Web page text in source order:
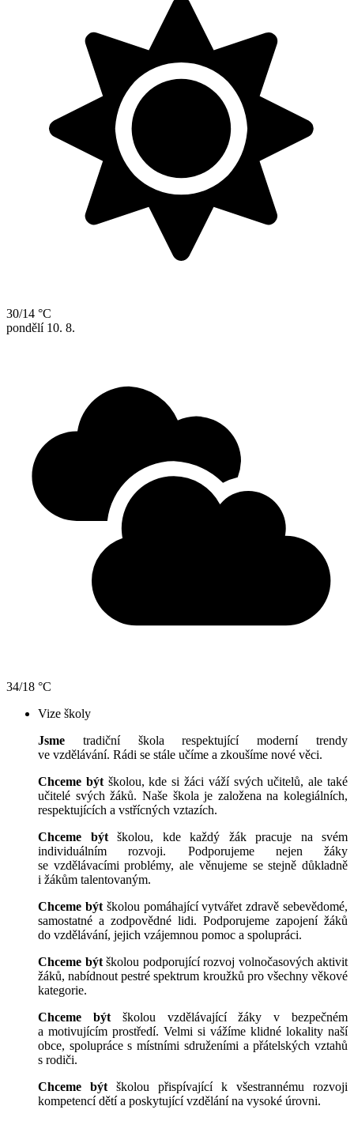
30/14 °C
pondělí 10. 8.
34/18 °C
Vize školy
Jsme tradiční škola respektující moderní trendy
ve vzdělávání. Rádi se stále učíme a zkoušíme nové věci.
Chceme býtškolou, kde si žáci váží svých učitelů, ale také
učitelé svých žáků. Naše škola je založena na kolegiálních,
respektujících a vstřícných vztazích.
Chceme býtškolou, kde každý žák pracuje na svém
individuálním rozvoji. Podporujeme nejen žáky
se vzdělávacími problémy, ale věnujeme se stejně důkladně
i žákům talentovaným.
Chceme býtškolou pomáhající vytvářet zdravě sebevědomé,
samostatné a zodpovědné lidi. Podporujeme zapojení žáků
do vzdělávání, jejich vzájemnou pomoc a spolupráci.
Chceme být školou podporující rozvoj volnočasových aktivit
žáků, nabídnout pestré spektrum kroužků pro všechny věkové
kategorie.
Chceme býtškolou vzdělávající žáky v bezpečném
a motivujícím prostředí. Velmi si vážíme klidné lokality naší
obce, spolupráce s místními sdruženími a přátelských vztahů
s rodiči.
Chceme být školou přispívající k všestrannému rozvoji
kompetencí dětí a poskytující vzdělání na vysoké úrovni.